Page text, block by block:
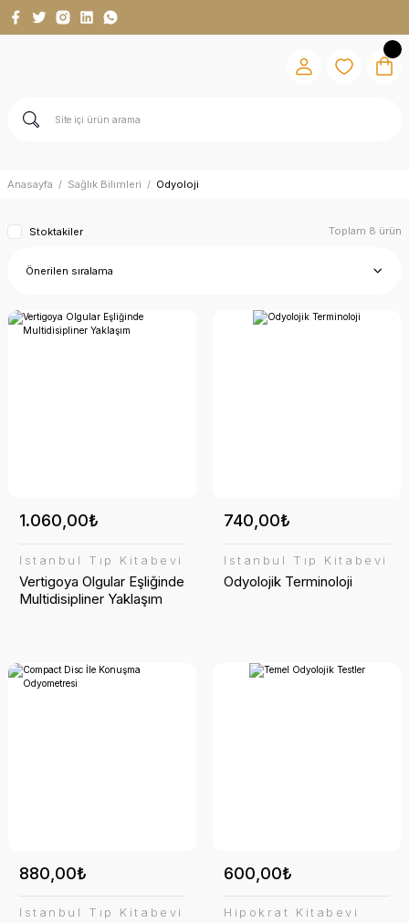
Anasayfa Sağlık Bilimleri Odyoloji
Stoktakiler Toplam 8 ürün
1.060,00₺
İstanbul Tıp Kitabevi
Vertigoya Olgular Eşliğinde
Multidisipliner Yaklaşım
740,00₺
İstanbul Tıp Kitabevi
Odyolojik Terminoloji
880,00₺
İstanbul Tıp Kitabevi
600,00₺
Hipokrat Kitabevi